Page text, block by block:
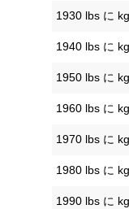
1930 lbs に kg
1940 lbs に kg
1950 lbs に kg
1960 lbs に kg
1970 lbs に kg
1980 lbs に kg
1990 lbs に kg